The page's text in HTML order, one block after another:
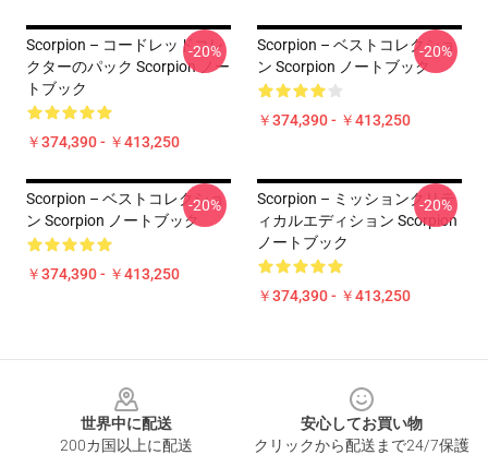
Scorpion – コードレッドコレ
クターのパック Scorpion ノー
トブック
￥374,390 - ￥413,250
-20%
Scorpion – ベストコレクショ
ン Scorpion ノートブック
￥374,390 - ￥413,250
-20%
Scorpion – ベストコレクショ
ン Scorpion ノートブック
￥374,390 - ￥413,250
-20%
Scorpion – ミッションクリテ
ィカルエディション Scorpion
ノートブック
￥374,390 - ￥413,250
-20%
世界中に配送
200カ国以上に配送
安心してお買い物
クリックから配送まで24/7保護